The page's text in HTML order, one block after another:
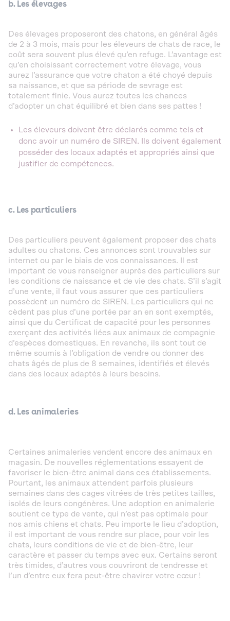
b. Les élevages
Des élevages proposeront des chatons, en général âgés
de 2 à 3 mois, mais pour les éleveurs de chats de race, le
coût sera souvent plus élevé qu’en refuge. L’avantage est
qu’en choisissant correctement votre élevage, vous
aurez l’assurance que votre chaton a été choyé depuis
sa naissance, et que sa période de sevrage est
totalement finie. Vous aurez toutes les chances
d’adopter un chat équilibré et bien dans ses pattes !
Les éleveurs doivent être déclarés comme tels et
donc avoir un numéro de SIREN. Ils doivent également
posséder des locaux adaptés et appropriés ainsi que
justifier de compétences.
c. Les particuliers
Des particuliers peuvent également proposer des chats
adultes ou chatons. Ces annonces sont trouvables sur
internet ou par le biais de vos connaissances. Il est
important de vous renseigner auprès des particuliers sur
les conditions de naissance et de vie des chats. S’il s’agit
d’une vente, il faut vous assurer que ces particuliers
possèdent un numéro de SIREN. Les particuliers qui ne
cèdent pas plus d’une portée par an en sont exemptés,
ainsi que du Certificat de capacité pour les personnes
exerçant des activités liées aux animaux de compagnie
d’espèces domestiques. En revanche, ils sont tout de
même soumis à l’obligation de vendre ou donner des
chats âgés de plus de 8 semaines, identifiés et élevés
dans des locaux adaptés à leurs besoins.
d. Les animaleries
Certaines animaleries vendent encore des animaux en
magasin. De nouvelles réglementations essayent de
favoriser le bien-être animal dans ces établissements.
Pourtant, les animaux attendent parfois plusieurs
semaines dans des cages vitrées de très petites tailles,
isolés de leurs congénères. Une adoption en animalerie
soutient ce type de vente, qui n’est pas optimale pour
nos amis chiens et chats. Peu importe le lieu d’adoption,
il est important de vous rendre sur place, pour voir les
chats, leurs conditions de vie et de bien-être, leur
caractère et passer du temps avec eux. Certains seront
très timides, d’autres vous couvriront de tendresse et
l’un d’entre eux fera peut-être chavirer votre cœur !